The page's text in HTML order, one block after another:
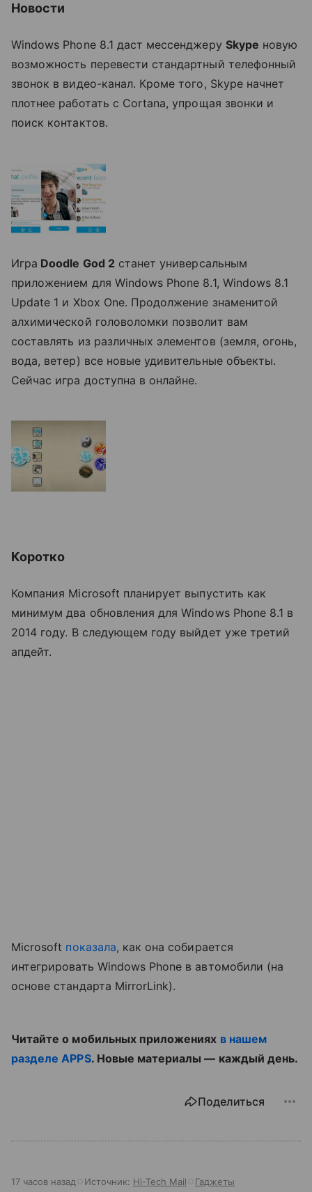
Новости
Windows Phone 8.1 даст мессенджеру Skype новую
возможность перевести стандартный телефонный
звонок в видео-канал. Кроме того, Skype начнет
плотнее работать с Cortana, упрощая звонки и
поиск контактов.
Игра Doodle God 2станет универсальным
приложением для Windows Phone 8.1, Windows 8.1
Update 1 и Xbox One. Продолжение знаменитой
алхимической головоломки позволит вам
составлять из различных элементов (земля, огонь,
вода, ветер) все новые удивительные объекты.
Сейчас игра доступна в онлайне.
Коротко
Компания Microsoft планирует выпустить как
минимум два обновления для Windows Phone 8.1 в
2014 году. В следующем году выйдет уже третий
апдейт.
Microsoft показала, как она собирается
интегрировать Windows Phone в автомобили (на
основе стандарта MirrorLink).
Читайте о мобильных приложениях в нашем
разделе APPS. Новые материалы — каждый день.
Поделиться
17 часов назад Источник: Hi-Tech Mail Гаджеты